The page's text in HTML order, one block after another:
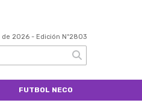
de 2026 - Edición Nº2803
FUTBOL NECO